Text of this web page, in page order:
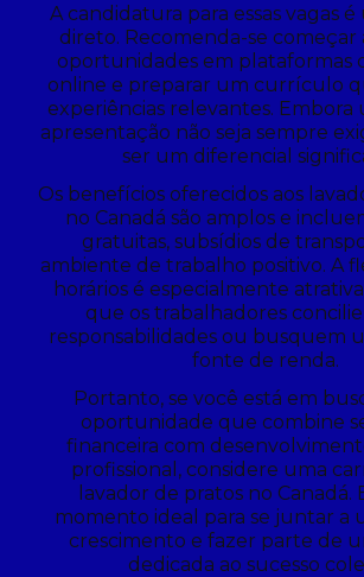
A candidatura para essas vagas
direto. Recomenda-se começar
oportunidades em plataformas
online e preparar um currículo
experiências relevantes. Embora
apresentação não seja sempre
ser um diferencial
Os benefícios oferecidos aos
no Canadá são amplos e
gratuitas, subsídios de
ambiente de trabalho positivo. A
horários é especialmente
que os trabalhadores
responsabilidades ou busquem
fonte de renda.
Portanto, se você está em
oportunidade que combine
financeira com
profissional, considere uma
lavador de pratos no Canadá.
momento ideal para se juntar a
crescimento e fazer parte de
dedicada ao sucesso